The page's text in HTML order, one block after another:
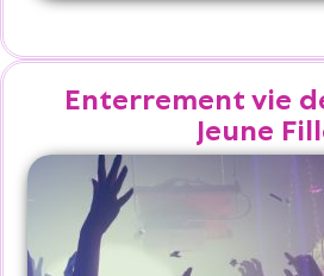
Enterrement vie
Jeune